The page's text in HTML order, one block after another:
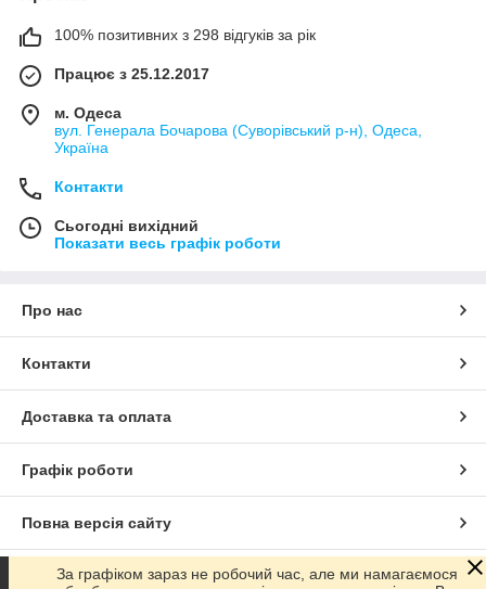
100% позитивних з 298 відгуків за рік
Працює з 25.12.2017
м. Одеса
вул. Генерала Бочарова (Суворівський р-н), Одеса,
Україна
Контакти
Сьогодні вихідний
Показати весь графік роботи
Про нас
Контакти
Доставка та оплата
Графік роботи
Повна версія сайту
Сайт створено на маркетплейсіProm.ua
За графіком зараз не робочий час, але ми намагаємося